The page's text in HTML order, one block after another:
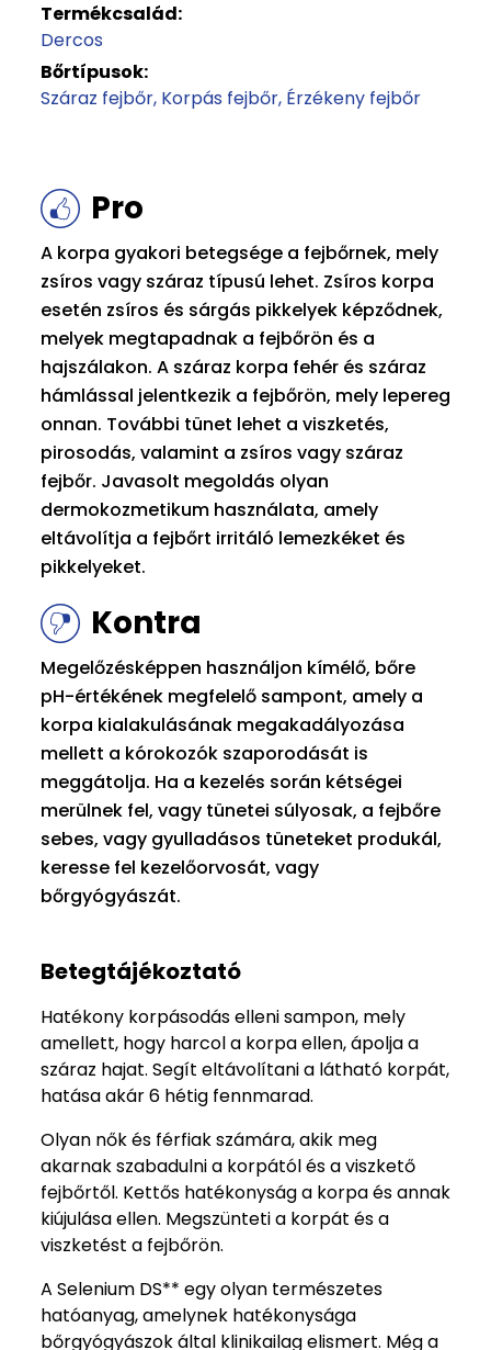
Termékcsalád:
Dercos
Bőrtípusok:
Száraz fejbőr Korpás fejbőr Érzékeny fejbőr
Pro
A korpa gyakori betegsége a fejbőrnek, mely
zsíros vagy száraz típusú lehet. Zsíros korpa
esetén zsíros és sárgás pikkelyek képződnek,
melyek megtapadnak a fejbőrön és a
hajszálakon. A száraz korpa fehér és száraz
hámlással jelentkezik a fejbőrön, mely lepereg
onnan. További tünet lehet a viszketés,
pirosodás, valamint a zsíros vagy száraz
fejbőr. Javasolt megoldás olyan
dermokozmetikum használata, amely
eltávolítja a fejbőrt irritáló lemezkéket és
pikkelyeket.
Kontra
Megelőzésképpen használjon kímélő, bőre
pH-értékének megfelelő sampont, amely a
korpa kialakulásának megakadályozása
mellett a kórokozók szaporodását is
meggátolja. Ha a kezelés során kétségei
merülnek fel, vagy tünetei súlyosak, a fejbőre
sebes, vagy gyulladásos tüneteket produkál,
keresse fel kezelőorvosát, vagy
bőrgyógyászát.
Betegtájékoztató
Hatékony korpásodás elleni sampon, mely
amellett, hogy harcol a korpa ellen, ápolja a
száraz hajat. Segít eltávolítani a látható korpát,
hatása akár 6 hétig fennmarad.
Olyan nők és férfiak számára, akik meg
akarnak szabadulni a korpától és a viszkető
fejbőrtől. Kettős hatékonyság a korpa és annak
kiújulása ellen. Megszünteti a korpát és a
viszketést a fejbőrön.
A Selenium DS** egy olyan természetes
hatóanyag, amelynek hatékonysága
bőrgyógyászok által klinikailag elismert. Még a